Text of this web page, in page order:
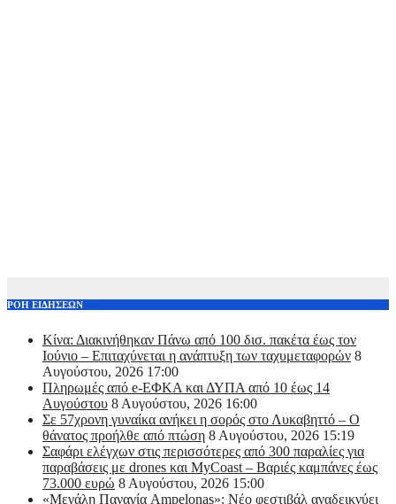
ΡΟΗ ΕΙΔΗΣΕΩΝ
Κίνα: Διακινήθηκαν Πάνω από 100 δισ. πακέτα έως τον
Ιούνιο – Επιταχύνεται η ανάπτυξη των ταχυμεταφορών 8
Αυγούστου, 2026 17:00
Πληρωμές από e-ΕΦΚΑ και ΔΥΠΑ από 10 έως 14
Αυγούστου 8 Αυγούστου, 2026 16:00
Σε 57χρονη γυναίκα ανήκει η σορός στο Λυκαβηττό – Ο
θάνατος προήλθε από πτώση 8 Αυγούστου, 2026 15:19
Σαφάρι ελέγχων στις περισσότερες από 300 παραλίες για
παραβάσεις με drones και MyCoast – Βαριές καμπάνες έως
73.000 ευρώ 8 Αυγούστου, 2026 15:00
«Μεγάλη Παναγία Ampelonas»: Νέο φεστιβάλ αναδεικνύει